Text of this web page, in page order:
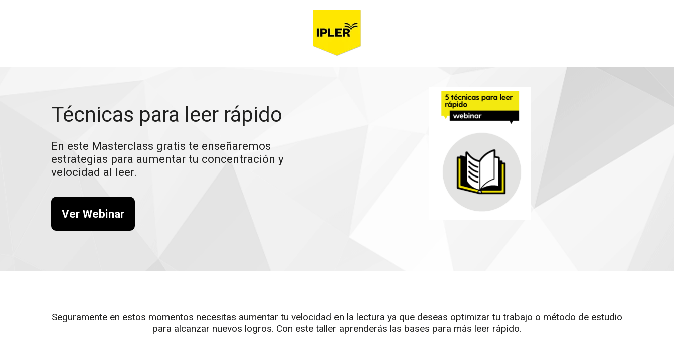
Técnicas para leer rápido
En este Masterclass gratis te enseñaremos
estrategias para aumentar tu concentración y
velocidad al leer.
Ver Webinar
Seguramente en estos momentos necesitas aumentar tu velocidad en la lectura ya que deseas optimizar tu trabajo o método de estudio
para alcanzar nuevos logros. Con este taller aprenderás las bases para más leer rápido.